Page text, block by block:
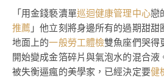
「用金錢褻瀆單巡迴健康管理中心戀
推薦 」他立刻將身邊所有的過期甜甜
地面上的一般勞工體檢雙魚座們哭得
開始變成金箔碎片與氣泡水的混合液
被失衡逼瘋的美學家，已經決定要健